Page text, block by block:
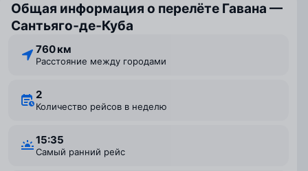
Общая информация о перелёте Гавана —
Сантьяго‑де‑Куба
760 км
Расстояние между городами
2
Количество рейсов в неделю
15:35
Самый ранний рейс